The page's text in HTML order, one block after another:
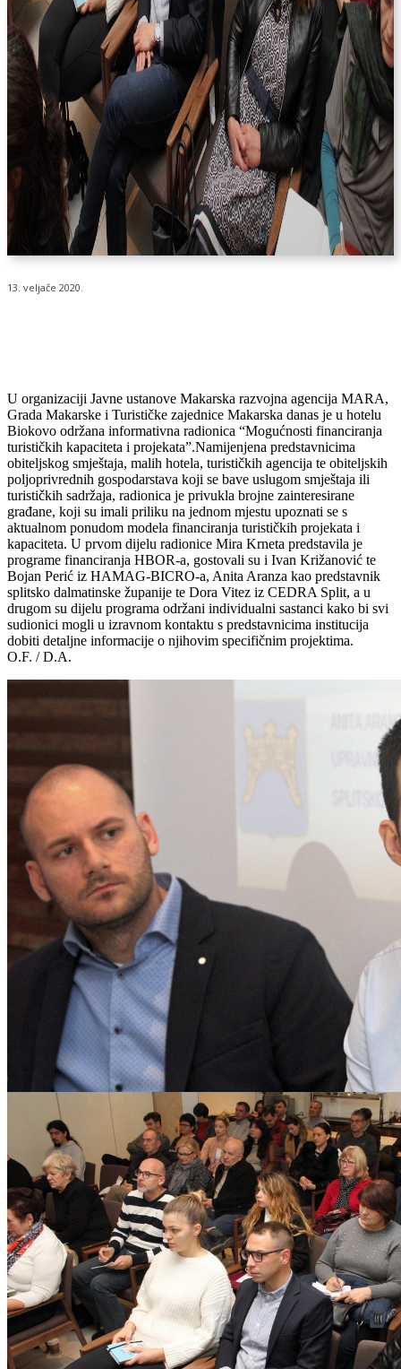
13. veljače 2020.
U organizaciji Javne ustanove Makarska razvojna agencija MARA,
Grada Makarske i Turističke zajednice Makarska danas je u hotelu
Biokovo održana informativna radionica “Mogućnosti financiranja
turističkih kapaciteta i projekata”.Namijenjena predstavnicima
obiteljskog smještaja, malih hotela, turističkih agencija te obiteljskih
poljoprivrednih gospodarstava koji se bave uslugom smještaja ili
turističkih sadržaja, radionica je privukla brojne zainteresirane
građane, koji su imali priliku na jednom mjestu upoznati se s
aktualnom ponudom modela financiranja turističkih projekata i
kapaciteta. U prvom dijelu radionice Mira Krneta predstavila je
programe financiranja HBOR-a, gostovali su i Ivan Križanović te
Bojan Perić iz HAMAG-BICRO-a, Anita Aranza kao predstavnik
splitsko dalmatinske županije te Dora Vitez iz CEDRA Split, a u
drugom su dijelu programa održani individualni sastanci kako bi svi
sudionici mogli u izravnom kontaktu s predstavnicima institucija
dobiti detaljne informacije o njihovim specifičnim projektima.
O.F. / D.A.
Mara_i_TZM-12